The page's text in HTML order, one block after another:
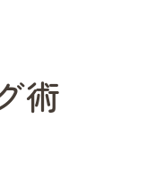
術